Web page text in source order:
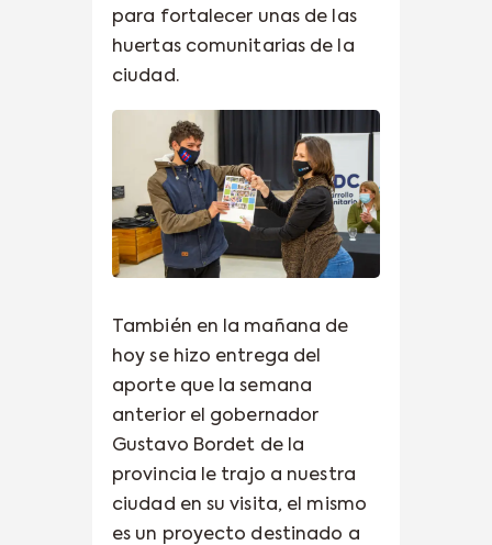
para fortalecer unas de las
huertas comunitarias de la
ciudad.
También en la mañana de
hoy se hizo entrega del
aporte que la semana
anterior el gobernador
Gustavo Bordet de la
provincia le trajo a nuestra
ciudad en su visita, el mismo
es un proyecto destinado a